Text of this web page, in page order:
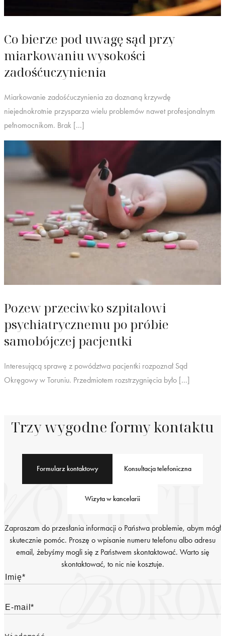
Co bierze pod uwagę sąd przy
miarkowaniu wysokości
zadośćuczynienia
Miarkowanie zadośćuczynienia za doznaną krzywdę
niejednokrotnie przysparza wielu problemów nawet profesjonalnym
pełnomocnikom. Brak […]
Pozew przeciwko szpitalowi
psychiatrycznemu po próbie
samobójczej pacjentki
Interesującą sprawę z powództwa pacjentki rozpoznał Sąd
Okręgowy w Toruniu. Przedmiotem rozstrzygnięcia było […]
Trzy wygodne formy kontaktu
Formularz kontaktowy Konsultacja telefoniczna
Wizyta w kancelarii
Zapraszam do przesłania informacji o Państwa problemie, abym mógł
skutecznie pomóc. Proszę o wpisanie numeru telefonu albo adresu
email, żebyśmy mogli się z Państwem skontaktować. Warto się
skontaktować, to nic nie kosztuje.